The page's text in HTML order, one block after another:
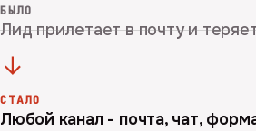
БЫЛО
Лид прилетает в почту и
СТАЛО
Любой канал - почта, чат,